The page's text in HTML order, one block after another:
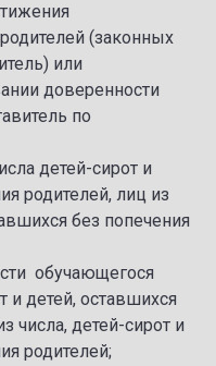
(законных
или
доверенности
по
детей-сирот и
родителей, лиц из
без попечения
обучающегося
и детей, оставшихся
числа, детей-сирот и
родителей;